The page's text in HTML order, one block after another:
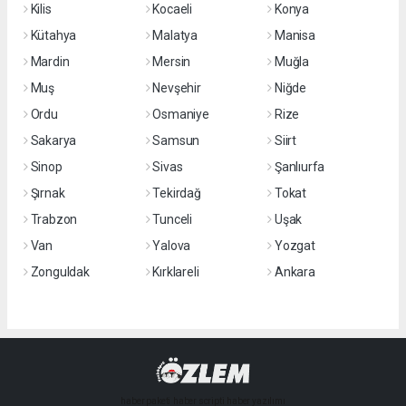
Kilis
Kocaeli
Konya
Kütahya
Malatya
Manisa
Mardin
Mersin
Muğla
Muş
Nevşehir
Niğde
Ordu
Osmaniye
Rize
Sakarya
Samsun
Siirt
Sinop
Sivas
Şanlıurfa
Şırnak
Tekirdağ
Tokat
Trabzon
Tunceli
Uşak
Van
Yalova
Yozgat
Zonguldak
Kırklareli Ankara